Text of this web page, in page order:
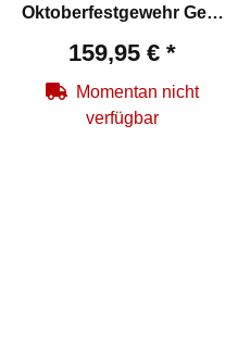
Oktoberfestgewehr Gen.
mm Rundkugeln (P18)
159,95 € *
Momentan nicht
verfügbar